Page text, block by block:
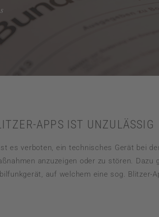
APPS IST UNZULÄSSIG
es verboten, ein technisches Gerät bei
anzuzeigen oder zu stören.
auf welchem eine sog. Blitzer-